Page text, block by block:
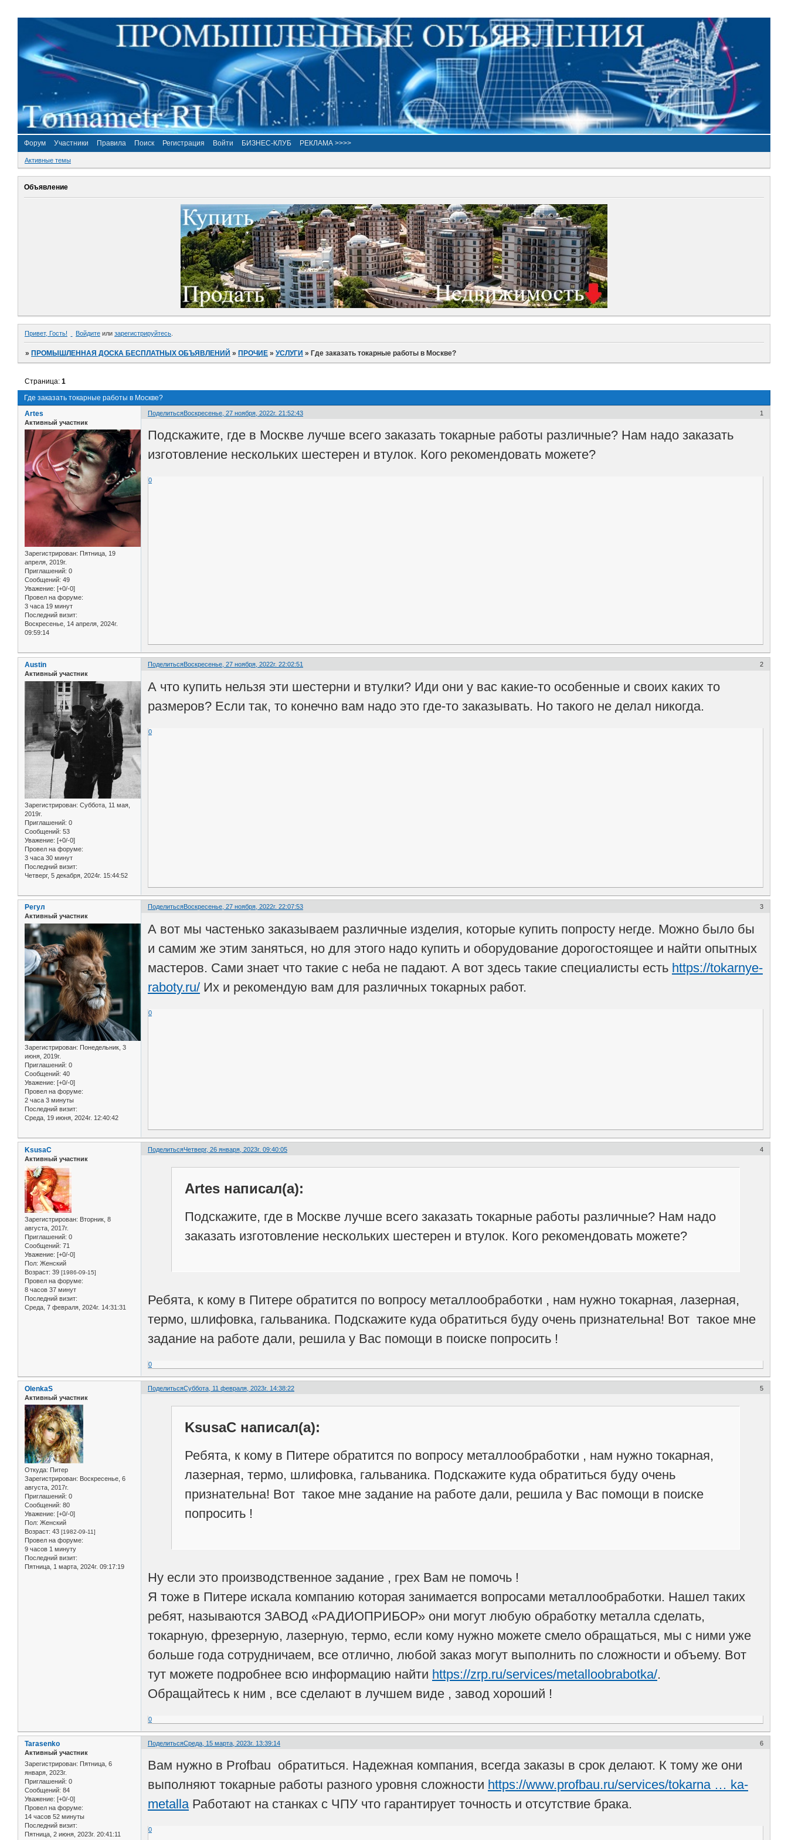
Форум Участники Правила Поиск Регистрация Войти БИЗНЕС-КЛУБ РЕКЛАМА >>>>
Активные темы
Объявление
Привет, Гость! Войдите или зарегистрируйтесь
»ПРОМЫШЛЕННАЯ ДОСКА БЕСПЛАТНЫХ ОБЪЯВЛЕНИЙ »ПРОЧИЕ »УСЛУГИ »Где заказать токарные работы в Москве?
Где заказать токарные работы в Москве?
Страница:1
Поделиться 1
Воскресенье, 27 ноября, 2022г. 21:52:43
Artes
Активный участник
Зарегистрирован: Пятница, 19
апреля, 2019г.
Приглашений: 0
Сообщений: 49
Уважение: [+0/-0]
Провел на форуме:
3 часа 19 минут
Последний визит:
Воскресенье, 14 апреля, 2024г.
09:59:14
Подскажите, где в Москве лучше всего заказать токарные работы различные? Нам надо заказать
изготовление нескольких шестерен и втулок. Кого рекомендовать можете?
0
Поделиться 2
Воскресенье, 27 ноября, 2022г. 22:02:51
Austin
Активный участник
Зарегистрирован: Суббота, 11 мая,
2019г.
Приглашений: 0
Сообщений: 53
Уважение: [+0/-0]
Провел на форуме:
3 часа 30 минут
Последний визит:
Четверг, 5 декабря, 2024г. 15:44:52
А что купить нельзя эти шестерни и втулки? Иди они у вас какие-то особенные и своих каких то
размеров? Если так, то конечно вам надо это где-то заказывать. Но такого не делал никогда.
0
Поделиться 3
Воскресенье, 27 ноября, 2022г. 22:07:53
Регул
Активный участник
Зарегистрирован: Понедельник, 3
июня, 2019г.
Приглашений: 0
Сообщений: 40
Уважение: [+0/-0]
Провел на форуме:
2 часа 3 минуты
Последний визит:
Среда, 19 июня, 2024г. 12:40:42
А вот мы частенько заказываем различные изделия, которые купить попросту негде. Можно было бы
и самим же этим заняться, но для этого надо купить и оборудование дорогостоящее и найти опытных
мастеров. Сами знает что такие с неба не падают. А вот здесь такие специалисты есть https://tokarnye-
raboty.ru/ Их и рекомендую вам для различных токарных работ.
0
Поделиться 4
Четверг, 26 января, 2023г. 09:40:05
KsusaC
Активный участник
Зарегистрирован: Вторник, 8
августа, 2017г.
Приглашений: 0
Сообщений: 71
Уважение: [+0/-0]
Пол: Женский
Возраст: 39 [1986-09-15]
Провел на форуме:
8 часов 37 минут
Последний визит:
Среда, 7 февраля, 2024г. 14:31:31
Artes написал(а):
Подскажите, где в Москве лучше всего заказать токарные работы различные? Нам надо
заказать изготовление нескольких шестерен и втулок. Кого рекомендовать можете?
Ребята, к кому в Питере обратится по вопросу металлообработки , нам нужно токарная, лазерная,
термо, шлифовка, гальваника. Подскажите куда обратиться буду очень признательна! Вот такое мне
задание на работе дали, решила у Вас помощи в поиске попросить !
0
Поделиться 5
Суббота, 11 февраля, 2023г. 14:38:22
OlenkaS
Активный участник
Откуда: Питер
Зарегистрирован: Воскресенье, 6
августа, 2017г.
Приглашений: 0
Сообщений: 80
Уважение: [+0/-0]
Пол: Женский
Возраст: 43 [1982-09-11]
Провел на форуме:
9 часов 1 минуту
Последний визит:
Пятница, 1 марта, 2024г. 09:17:19
KsusaC написал(а):
Ребята, к кому в Питере обратится по вопросу металлообработки , нам нужно токарная,
лазерная, термо, шлифовка, гальваника. Подскажите куда обратиться буду очень
признательна! Вот такое мне задание на работе дали, решила у Вас помощи в поиске
попросить !
Ну если это производственное задание , грех Вам не помочь !
Я тоже в Питере искала компанию которая занимается вопросами металлообработки. Нашел таких
ребят, называются ЗАВОД «РАДИОПРИБОР» они могут любую обработку металла сделать,
токарную, фрезерную, лазерную, термо, если кому нужно можете смело обращаться, мы с ними уже
больше года сотрудничаем, все отлично, любой заказ могут выполнить по сложности и объему. Вот
тут можете подробнее всю информацию найти https://zrp.ru/services/metalloobrabotka/.
Обращайтесь к ним , все сделают в лучшем виде , завод хороший !
0
Поделиться 6
Среда, 15 марта, 2023г. 13:39:14
Tarasenko
Активный участник
Зарегистрирован: Пятница, 6
января, 2023г.
Приглашений: 0
Сообщений: 84
Уважение: [+0/-0]
Провел на форуме:
14 часов 52 минуты
Последний визит:
Пятница, 2 июня, 2023г. 20:41:11
Вам нужно в Profbau обратиться. Надежная компания, всегда заказы в срок делают. К тому же они
выполняют токарные работы разного уровня сложности https://www.profbau.ru/services/tokarna … ka-
metallaРаботают на станках с ЧПУ что гарантирует точность и отсутствие брака.
0